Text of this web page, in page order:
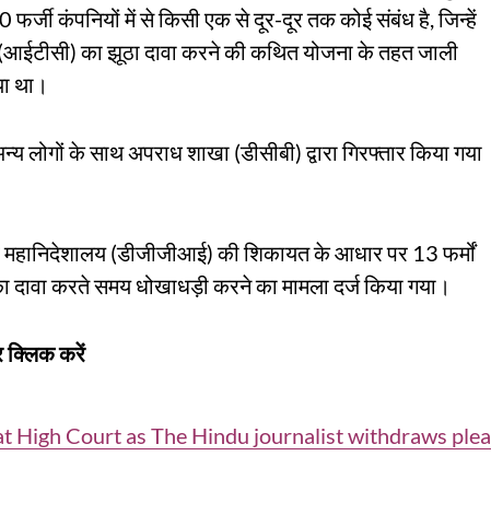
फर्जी कंपनियों में से किसी एक से दूर-दूर तक कोई संबंध है, जिन्हें
का झूठा दावा करने की कथित योजना के तहत जाली
था।
के साथ अपराध शाखा (डीसीबी) द्वारा गिरफ्तार किया गया
(डीजीजीआई) की शिकायत के आधार पर 13 फर्मों
करते समय धोखाधड़ी करने का मामला दर्ज किया गया।
क्लिक करें
High Court as The Hindu journalist withdraws plea